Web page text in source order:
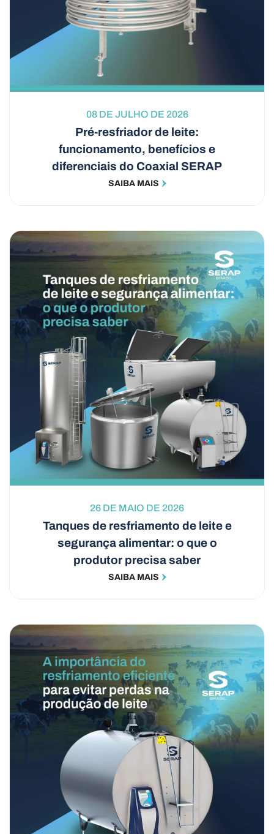
08 DE JULHO DE 2026
Pré-resfriador de leite:
funcionamento, benefícios e
diferenciais do Coaxial SERAP
SAIBA MAIS
26 DE MAIO DE 2026
Tanques de resfriamento de leite e
segurança alimentar: o que o
produtor precisa saber
SAIBA MAIS